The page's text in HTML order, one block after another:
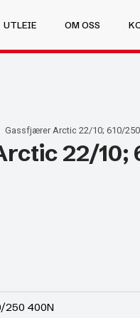
UTLEIE OM OSS
Gassfjærer Arctic 22/10; 610/
22/10;
250 400N